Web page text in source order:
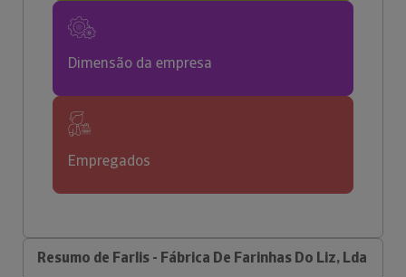
Dimensão da empresa
Empregados
Resumo de Farlis - Fábrica De Farinhas Do Liz, Lda